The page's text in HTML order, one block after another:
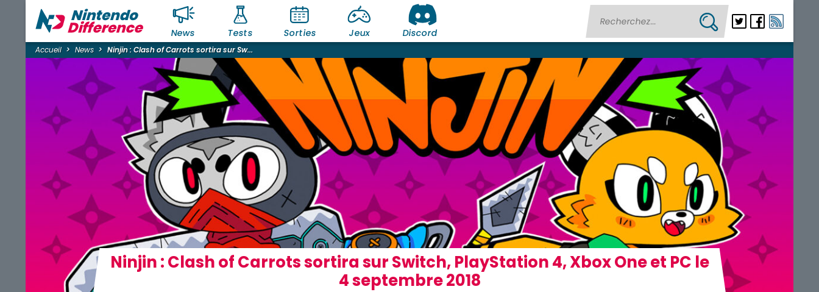
News Tests Sorties Jeux Discord
Accueil News Ninjin : Clash of Carrots sortira sur Sw...
Ninjin : Clash of Carrots sortira sur Switch, PlayStation 4, Xbox One et PC le
4 septembre 2018